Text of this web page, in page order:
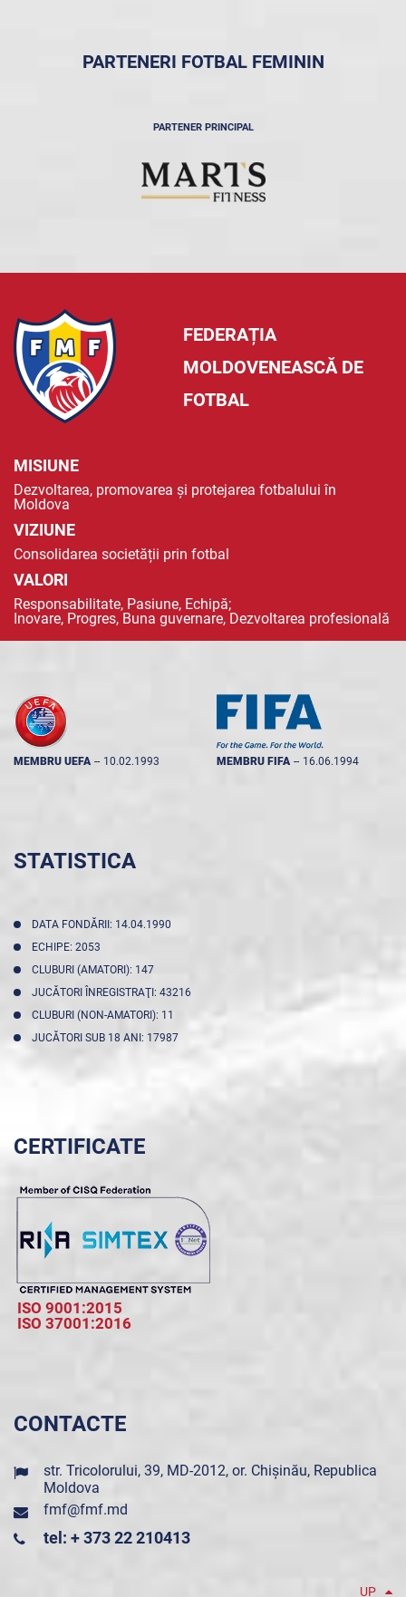
PARTENERI FOTBAL FEMININ
PARTENER PRINCIPAL
FEDERAȚIA
MOLDOVENEASCĂ DE
FOTBAL
MISIUNE
Dezvoltarea, promovarea și protejarea fotbalului în
Moldova
VIZIUNE
Consolidarea societății prin fotbal
VALORI
Responsabilitate, Pasiune, Echipă;
Inovare, Progres, Buna guvernare, Dezvoltarea profesională
MEMBRU UEFA -- 10.02.1993 MEMBRU FIFA -- 16.06.1994
STATISTICA
DATA FONDĂRII: 14.04.1990
ECHIPE: 2053
CLUBURI (AMATORI): 147
JUCĂTORI ÎNREGISTRAŢI: 43216
CLUBURI (NON-AMATORI): 11
JUCĂTORI SUB 18 ANI: 17987
CERTIFICATE
ISO 9001:2015
ISO 37001:2016
CONTACTE
str. Tricolorului, 39, MD-2012, or. Chișinău, Republica
Moldova
fmf@fmf.md
tel: + 373 22 210413
UP